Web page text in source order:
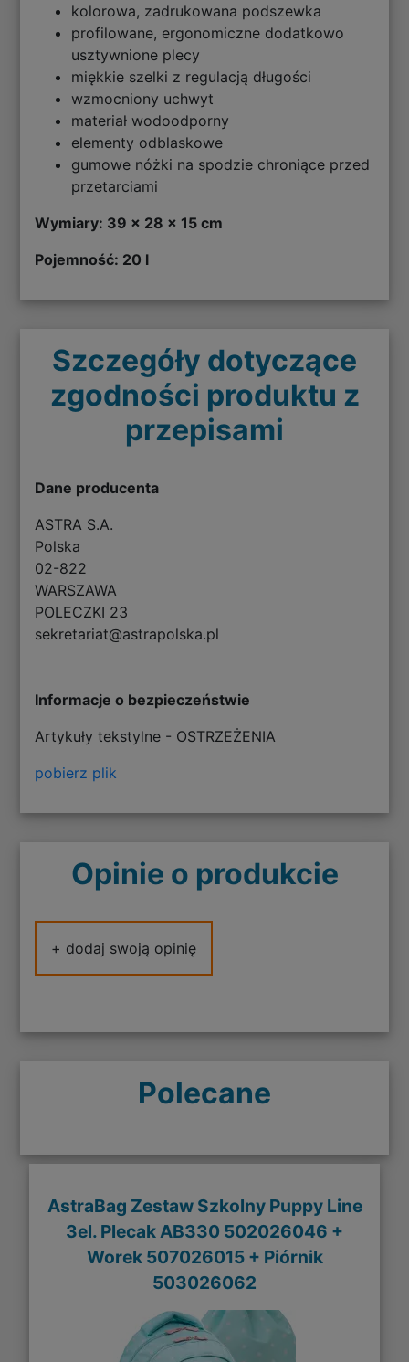
kolorowa, zadrukowana podszewka
profilowane, ergonomiczne dodatkowo
usztywnione plecy
miękkie szelki z regulacją długości
wzmocniony uchwyt
materiał wodoodporny
elementy odblaskowe
gumowe nóżki na spodzie chroniące przed
przetarciami
Wymiary: 39 x 28 x 15 cm
Pojemność: 20 l
Szczegóły dotyczące
zgodności produktu z
przepisami
Dane producenta
ASTRA S.A.
Polska
02-822
WARSZAWA
POLECZKI 23
sekretariat@astrapolska.pl
Informacje o bezpieczeństwie
Artykuły tekstylne - OSTRZEŻENIA
pobierz plik
Opinie o produkcie
+ dodaj swoją opinię
Polecane
AstraBag Zestaw Szkolny Puppy Line
3el. Plecak AB330 502026046 +
Worek 507026015 + Piórnik
503026062